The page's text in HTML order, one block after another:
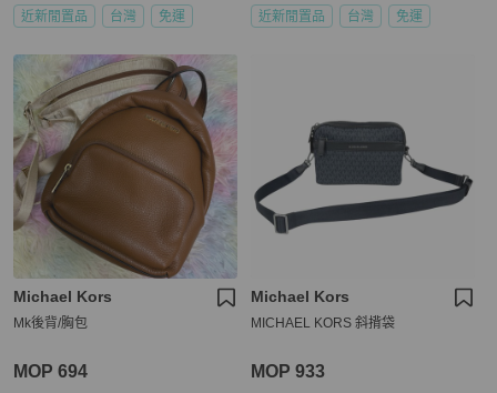
近新閒置品 台灣 免運 近新閒置品 台灣 免運
Michael Kors
Mk後背/胸包
MOP 694
Michael Kors
MICHAEL KORS 斜揹袋
MOP 933